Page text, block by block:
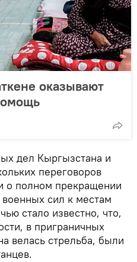
оказывают
дел Кыргызстана и
переговоров
о полном прекращении
сил к местам
стало известно, что,
в приграничных
велась стрельба, были